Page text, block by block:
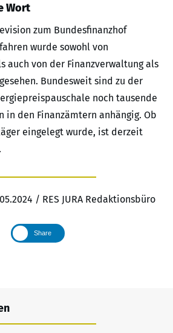
Wort
zum Bundesfinanzhof
wurde sowohl von
auch von der Finanzverwaltung als
Bundesweit sind zu der
noch tausende
in den Finanzämtern anhängig. Ob
eingelegt wurde, ist derzeit
/ RES JURA Redaktionsbüro
Share